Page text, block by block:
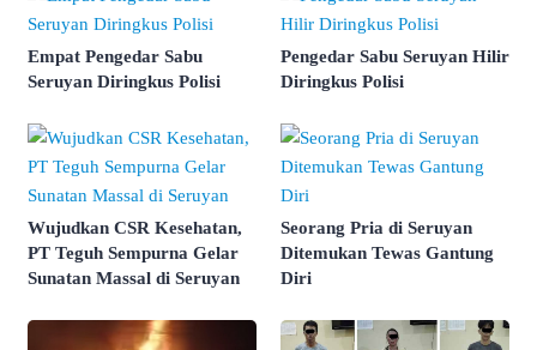
Empat Pengedar Sabu
Seruyan Diringkus Polisi
Pengedar Sabu Seruyan Hilir
Diringkus Polisi
Wujudkan CSR Kesehatan,
PT Teguh Sempurna Gelar
Sunatan Massal di Seruyan
Seorang Pria di Seruyan
Ditemukan Tewas Gantung
Diri